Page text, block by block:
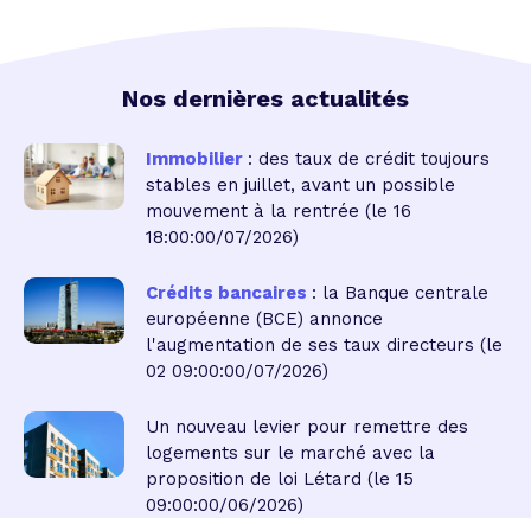
Nos dernières actualités
Immobilier : des taux de crédit toujours
stables en juillet, avant un possible
mouvement à la rentrée (le 16
18:00:00/07/2026)
Crédits bancaires : la Banque centrale
européenne (BCE) annonce
l'augmentation de ses taux directeurs (le
02 09:00:00/07/2026)
Un nouveau levier pour remettre des
logements sur le marché avec la
proposition de loi Létard (le 15
09:00:00/06/2026)